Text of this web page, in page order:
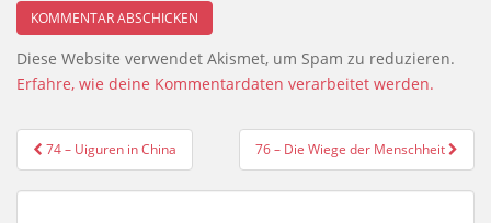
Diese Website verwendet Akismet, um Spam zu reduzieren.
Erfahre, wie deine Kommentardaten verarbeitet werden.
Beitragsnavigation
74 – Uiguren in China 76 – Die Wiege der Menschheit